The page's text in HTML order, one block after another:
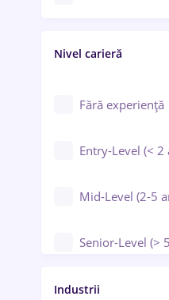
Educație /
Nivel carieră
Fără experiență
Entry-Level (< 2
Mid-Level (2-5
Senior-Level (>
Manager /
Industrii